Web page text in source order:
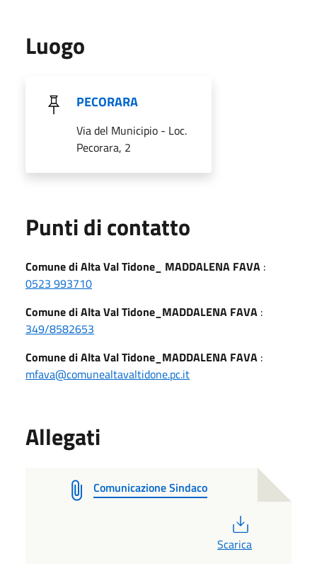
Luogo
PECORARA
Via del Municipio - Loc.
Pecorara, 2
Punti di contatto
Comune di Alta Val Tidone_ MADDALENA FAVA :
0523 993710
Comune di Alta Val Tidone_MADDALENA FAVA :
349/8582653
Comune di Alta Val Tidone_MADDALENA FAVA :
mfava@comunealtavaltidone.pc.it
Allegati
Comunicazione Sindaco
Scarica